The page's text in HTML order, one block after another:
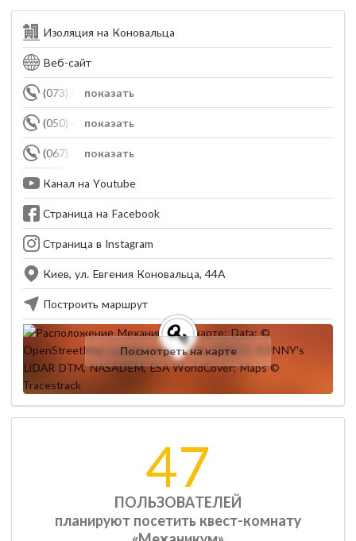
Изоляция на Коновальца
Веб-сайт
показать
(073) 452-61-80
показать
(050) 448-50-78
показать
(067) 329-86-70
Канал на Youtube
Страница на Facebook
Страница в Instagram
Киев, ул. Евгения Коновальца, 44А
Построить маршрут
Посмотреть на карте
47
ПОЛЬЗОВАТЕЛЕЙ
планируют посетить квест-комнату